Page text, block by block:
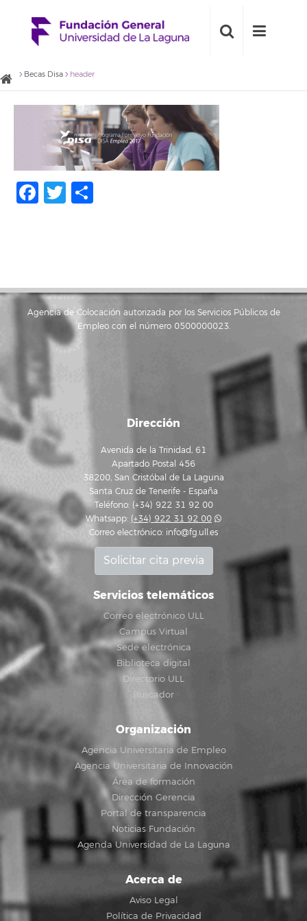
Becas Disa header
Facebook
Twitter
Agencia de Colocación autorizada por los Servicios Públicos de
Empleo con el número 0500000023.
Dirección
Avenida de la Trinidad, 61
Apartado Postal 456
38200, San Cristóbal de La Laguna
Santa Cruz de Tenerife - España
Teléfono: (+34) 922 31 92 00
Whatsapp: (+34) 922 31 92 00
Correo electrónico: info@fg.ull.es
Solicitar cita previa
Servicios telemáticos
Correo electrónico ULL
Campus Virtual
Sede electrónica
Biblioteca digital
Directorio ULL
Buscador
Organización
Agencia Universitaria de Empleo
Agencia Universitaria de Innovación
Área de formación
Dirección Gerencia
Portal de transparencia
Noticias Fundación
Agenda Universidad de La Laguna
Acerca de
Aviso Legal
Política de Privacidad